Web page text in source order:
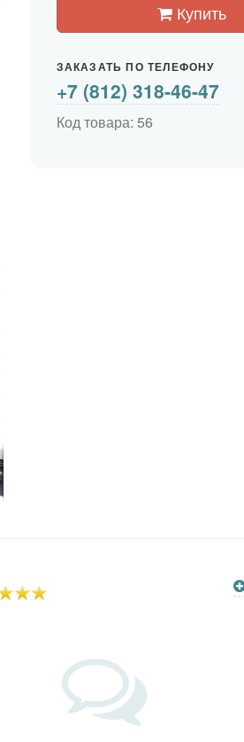
Купить
ЗАКАЗАТЬ ПО ТЕЛЕФОНУ
+7 (812) 318-46-47
Код товара: 56